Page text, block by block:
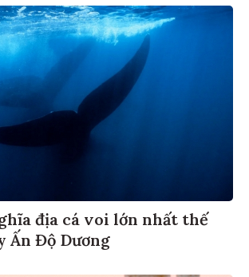
địa cá voi lớn nhất thế
Ấn Độ Dương